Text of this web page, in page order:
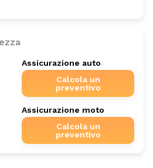
Assicurazione auto
Calcola un
preventivo
Assicurazione moto
Calcola un
preventivo